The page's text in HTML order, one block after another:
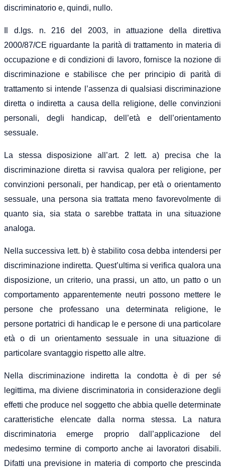
discriminatorio e, quindi, nullo.
Il d.lgs. n. 216 del 2003, in attuazione della direttiva
2000/87/CE riguardante la parità di trattamento in materia di
occupazione e di condizioni di lavoro, fornisce la nozione di
discriminazione e stabilisce che per principio di parità di
trattamento si intende l’assenza di qualsiasi discriminazione
diretta o indiretta a causa della religione, delle convinzioni
personali, degli handicap, dell’età e dell’orientamento
sessuale.
La stessa disposizione all’art. 2 lett. a) precisa che la
discriminazione diretta si ravvisa qualora per religione, per
convinzioni personali, per handicap, per età o orientamento
sessuale, una persona sia trattata meno favorevolmente di
quanto sia, sia stata o sarebbe trattata in una situazione
analoga.
Nella successiva lett. b) è stabilito cosa debba intendersi per
discriminazione indiretta. Quest’ultima si verifica qualora una
disposizione, un criterio, una prassi, un atto, un patto o un
comportamento apparentemente neutri possono mettere le
persone che professano una determinata religione, le
persone portatrici di handicap le e persone di una particolare
età o di un orientamento sessuale in una situazione di
particolare svantaggio rispetto alle altre.
Nella discriminazione indiretta la condotta è di per sé
legittima, ma diviene discriminatoria in considerazione degli
effetti che produce nel soggetto che abbia quelle determinate
caratteristiche elencate dalla norma stessa. La natura
discriminatoria emerge proprio dall’applicazione del
medesimo termine di comporto anche ai lavoratori disabili.
Difatti una previsione in materia di comporto che prescinda